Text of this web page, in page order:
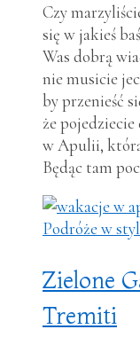
Czy
się w jakieś
Was dobrą
nie musicie
by przenieść
że
w Apulii,
Będąc tam
Podróże w
Zielone
Tremiti